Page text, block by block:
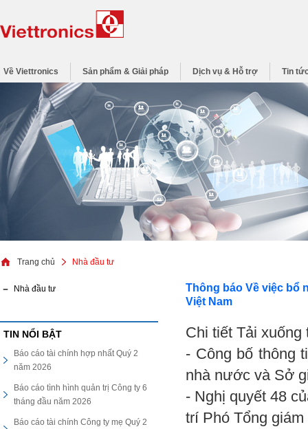
Về Viettronics Sản phẩm & Giải pháp Dịch vụ & Hỗ trợ Tin
Trang chủ Nhà đầu tư
Nhà đầu tư
TIN NỔI BẬT
Báo cáo tài chính hợp nhất Quý 2
năm 2026
Báo cáo tình hình quản trị Công ty 6
tháng đầu năm 2026
Báo cáo tài chính Công ty mẹ Quý 2
Thông báo Về việc bổ
Việt Nam
Chi tiết Tải
- Công bố thông
nhà nước và Sở
- Nghị quyết 48
trí Phó Tổng